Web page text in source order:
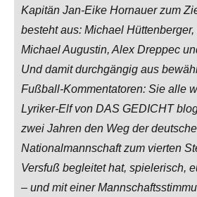
Kapitän Jan-Eike Hornauer zum
besteht aus: Michael
Michael Augustin, Alex Dreppec
Und damit durchgängig aus
Fußball-Kommentatoren: Sie alle
Lyriker-Elf von DAS GEDICHT
zwei Jahren den Weg der
Nationalmannschaft zum vierten
Versfuß begleitet hat, spielerisch,
– und mit einer